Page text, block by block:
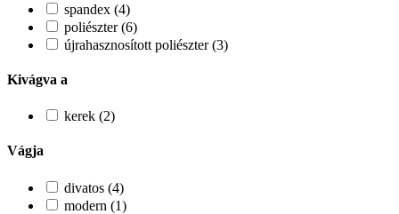
spandex (4)
poliészter (6)
újrahasznosított poliészter (3)
Kivágva a
kerek (2)
Vágja
divatos (4)
modern (1)